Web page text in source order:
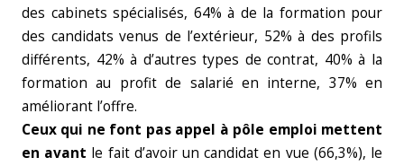
des cabinets spécialisés, 64% à de la formation pour
des candidats venus de l’extérieur, 52% à des profils
différents, 42% à d’autres types de contrat, 40% à la
formation au profit de salarié en interne, 37% en
améliorant l’offre.
Ceux qui ne font pas appel à pôle emploi mettent
en avant le fait d’avoir un candidat en vue (66,3%), le